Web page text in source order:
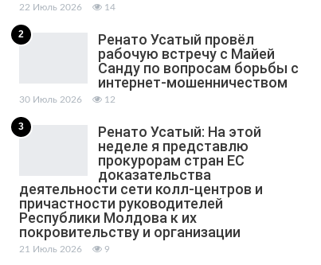
22 Июль 2026 14
2
Ренато Усатый провёл
рабочую встречу с Майей
Санду по вопросам борьбы с
интернет-мошенничеством
30 Июль 2026 12
3
Ренато Усатый: На этой
неделе я представлю
прокурорам стран ЕС
доказательства
деятельности сети колл-центров и
причастности руководителей
Республики Молдова к их
покровительству и организации
21 Июль 2026 9